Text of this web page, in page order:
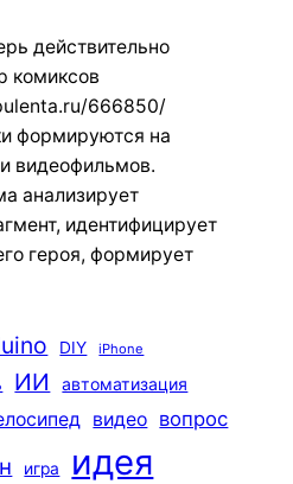
действительно
комиксов
666850/
формируются на
видеофильмов.
анализирует
идентифицирует
героя, формирует
DIY iPhone
ИИ автоматизация
видео вопрос
игра идея